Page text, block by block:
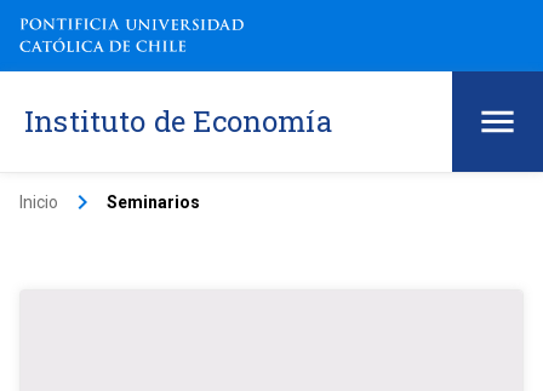
Instituto de Economía
Inicio keyboard_arrow_right Seminarios